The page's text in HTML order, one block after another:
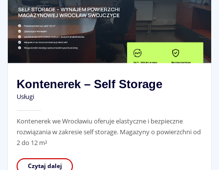
Kontenerek – Self Storage
Usługi
Kontenerek we Wrocławiu oferuje elastyczne i bezpieczne
rozwiązania w zakresie self storage. Magazyny o powierzchni od
2 do 12 m²
Czytaj dalej